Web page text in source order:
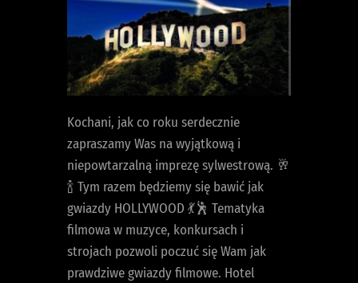
Kochani, jak co roku serdecznie
zapraszamy Was na wyjątkową i
niepowtarzalną imprezę sylwestrową. 🥂
🍾 Tym razem będziemy się bawić jak
gwiazdy HOLLYWOOD 💃🕺 Tematyka
filmowa w muzyce, konkursach i
strojach pozwoli poczuć się Wam jak
prawdziwe gwiazdy filmowe. Hotel